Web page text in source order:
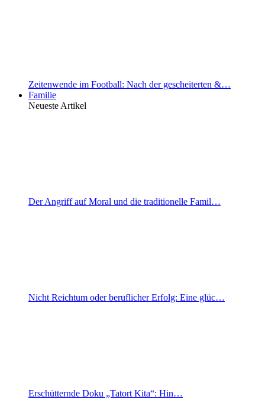
Zeitenwende im Football: Nach der gescheiterten &…
Familie
Neueste Artikel
Der Angriff auf Moral und die traditionelle Famil…
Nicht Reichtum oder beruflicher Erfolg: Eine glüc…
Erschütternde Doku „Tatort Kita“: Hin…